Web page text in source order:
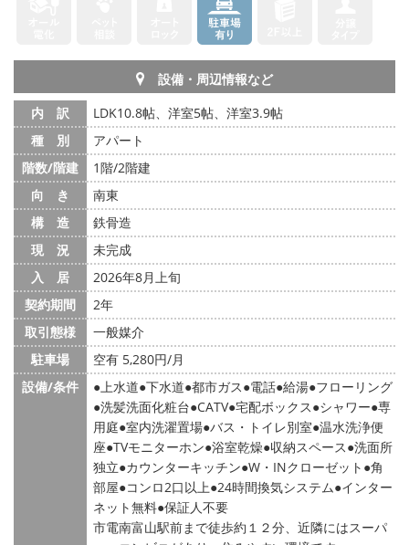
設備・周辺情報など
内 訳
LDK10.8帖、洋室5帖、洋室3.9帖
種 別
アパート
階数/階建
1階/2階建
向 き
南東
構 造
鉄骨造
現 況
未完成
入 居
2026年8月上旬
契約期間
2年
取引態様
一般媒介
駐車場
空有 5,280円/月
設備/条件
上水道 下水道 都市ガス 電話 給湯 フローリング
洗髪洗面化粧台 CATV 宅配ボックス シャワー 専
用庭 室内洗濯置場 バス・トイレ別室 温水洗浄便
座 TVモニターホン 浴室乾燥 収納スペース 洗面所
独立 カウンターキッチン W・INクローゼット 角
部屋 コンロ2口以上 24時間換気システム インター
ネット無料 保証人不要
市電南富山駅前まで徒歩約１２分、近隣にはスーパ